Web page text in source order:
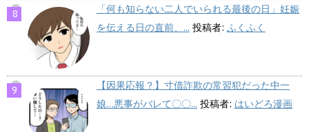
「何も知らない二人でいられる最後の日」妊娠
を伝える日の直前、... 投稿者: ふくふく
【因果応報？】寸借詐欺の常習犯だった中一
娘…悪事がバレて〇〇... 投稿者: はいどろ漫画